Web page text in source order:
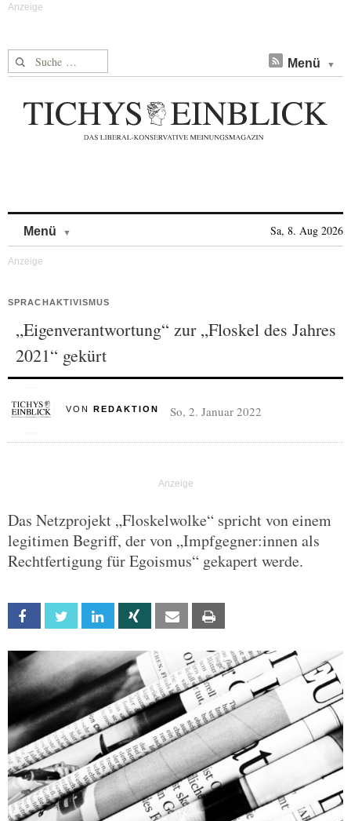
Suche nach: Menü
Menü Sa, 8. Aug 2026
SPRACHAKTIVISMUS
„Eigenverantwortung“ zur „Floskel des Jahres
2021“ gekürt
VON REDAKTION So, 2. Januar 2022
Das Netzprojekt „Floskelwolke“ spricht von einem
legitimen Begriff, der von „Impfgegner:innen als
Rechtfertigung für Egoismus“ gekapert werde.
Facebook Twitter Linkedin Xing Email